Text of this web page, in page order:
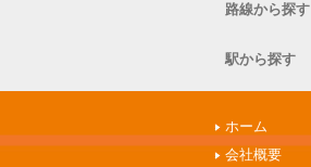
路線から探す
駅から探す
ホーム
会社概要